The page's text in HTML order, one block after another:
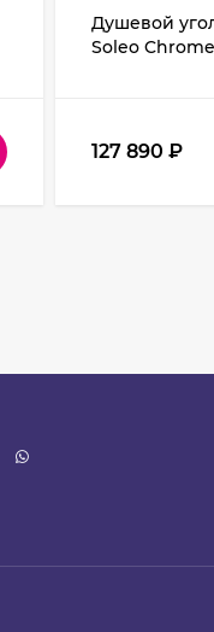
Душевой
Soleo Chrome
127 890 ₽